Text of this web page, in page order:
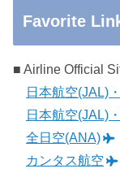
Favorite
■ Airline Official
日本航空(JAL)
日本航空(JAL)
全日空(ANA)
カンタス航空